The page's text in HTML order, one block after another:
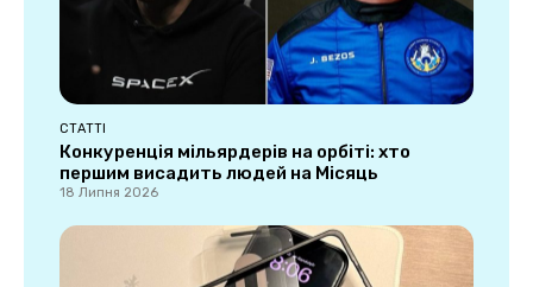
СТАТТІ
Конкуренція мільярдерів на орбіті: хто
першим висадить людей на Місяць
18 Липня 2026